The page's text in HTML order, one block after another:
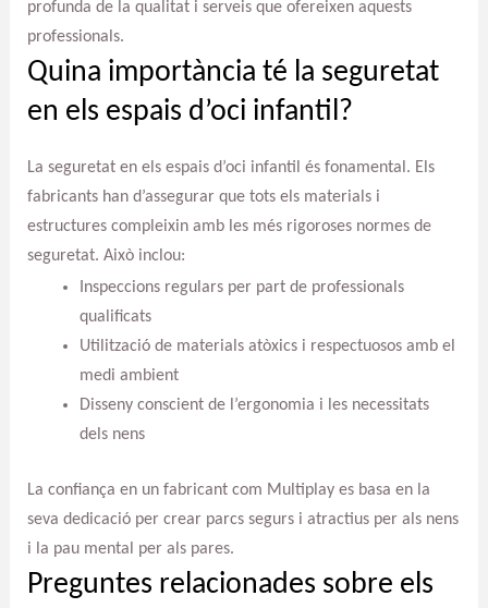
profunda de la qualitat i serveis que ofereixen aquests
professionals.
Quina importància té la seguretat
en els espais d’oci infantil?
La seguretat en els espais d’oci infantil és fonamental. Els
fabricants han d’assegurar que tots els materials i
estructures compleixin amb les més rigoroses normes de
seguretat. Això inclou:
Inspeccions regulars per part de professionals
qualificats
Utilització de materials atòxics i respectuosos amb el
medi ambient
Disseny conscient de l’ergonomia i les necessitats
dels nens
La confiança en un fabricant com Multiplay es basa en la
seva dedicació per crear parcs segurs i atractius per als nens
i la pau mental per als pares.
Preguntes relacionades sobre els